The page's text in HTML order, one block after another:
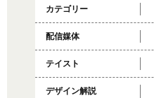
カテゴリー
配信媒体
テイスト
デザイン解説